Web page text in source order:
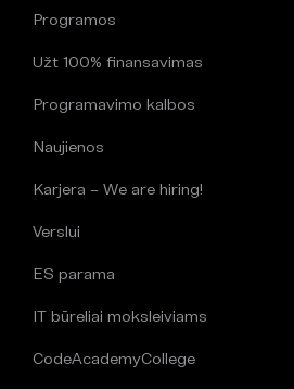
Programos
Užt 100% finansavimas
Programavimo kalbos
Naujienos
Karjera – We are hiring!
Verslui
ES parama
IT būreliai moksleiviams
CodeAcademyCollege